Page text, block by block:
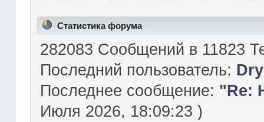
Статистика форума
282083 Сообщений в 11823
Последний пользователь: Dry
Последнее сообщение: "Re:
Июля 2026, 18:09:23 )